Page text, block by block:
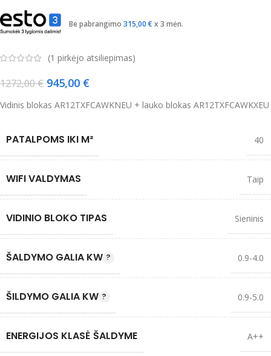
Be pabrangimo 315,00 € x 3 mėn.
(1 pirkėjo atsiliepimas)
1272,00€ 945,00 €
Vidinis blokas AR12TXFCAWKNEU + lauko blokas AR12TXFCAWKXEU
PATALPOMS IKI M² 40
WIFI VALDYMAS Taip
VIDINIO BLOKO TIPAS Sieninis
ŠALDYMO GALIA KW 0.9-4.0
ŠILDYMO GALIA KW 0.9-5.0
ENERGIJOS KLASĖ ŠALDYME A++